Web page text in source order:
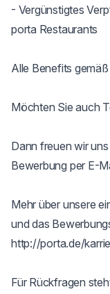
- Vergünstigtes
porta Restaurants
Alle Benefits
Möchten Sie auch
Dann freuen wir
Bewerbung per E-
Mehr über unsere
und das
http://porta.de/
Für Rückfragen